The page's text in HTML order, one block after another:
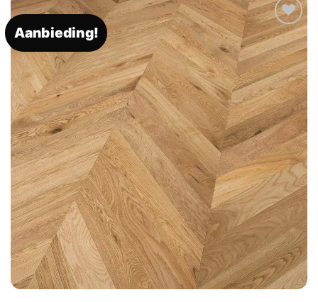
Aanbieding!
Toevoegen
aan
verlanglijst